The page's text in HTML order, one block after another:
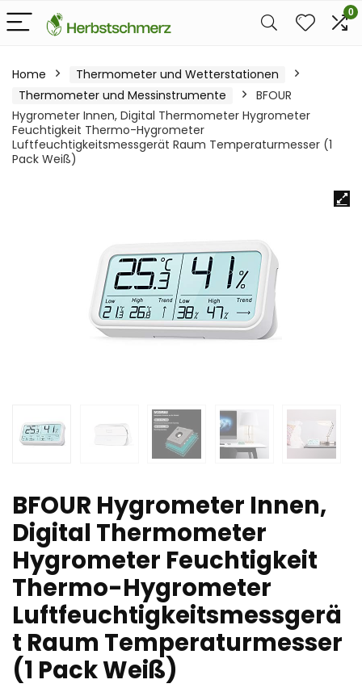
0
Home
Thermometer und Wetterstationen
Thermometer und Messinstrumente
BFOUR
Hygrometer Innen, Digital Thermometer Hygrometer
Feuchtigkeit Thermo-Hygrometer
Luftfeuchtigkeitsmessgerät Raum Temperaturmesser (1
Pack Weiß)
BFOUR Hygrometer Innen,
Digital Thermometer
Hygrometer Feuchtigkeit
Thermo-Hygrometer
Luftfeuchtigkeitsmessgerä
t Raum Temperaturmesser
(1 Pack Weiß)